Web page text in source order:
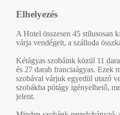
Elhelyezés
A Hotel összesen 45 stílusosan
várja vendégeit, a szálloda
Kétágyas szobáink közül 11
és 27 darab franciaágyas. Ezek
szobával várjuk egyedül utazó
szobákba pótágy igényelhető,
jelent.